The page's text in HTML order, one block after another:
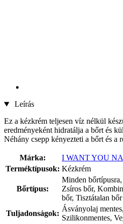
Leírás
Ez a kézkrém teljesen víz nélkül
eredményeként hidratálja a bőrt és
Néhány csepp kényezteti a bőrt és a
Márka:
I WANT YOU
Terméktípusok: Kézkrém
Bőrtípus:
Minden
Zsíros bőr,
bőr, Tisztátalan bőr
Tuljadonságok:
Ásványolaj
Szilikonmentes,